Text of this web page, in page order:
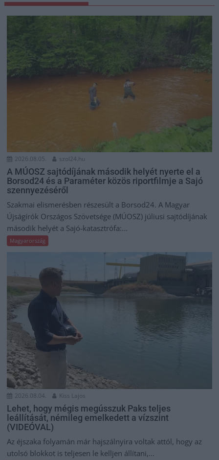
2026.08.05. szol24.hu
A MÚOSZ sajtódíjának második helyét nyerte el a
Borsod24 és a Paraméter közös riportfilmje a Sajó
szennyezéséről
Szakmai elismerésben részesült a Borsod24. A Magyar
Újságírók Országos Szövetsége (MÚOSZ) júliusi sajtódíjának
második helyét a Sajó-katasztrófa:...
Magyarország
2026.08.04. Kiss Lajos
Lehet, hogy mégis megússzuk Paks teljes
leállítását, némileg emelkedett a vízszint
(VIDEÓVAL)
Az éjszaka folyamán már hajszálnyira voltak attól, hogy az
utolsó blokkot is teljesen le kelljen állítani,...